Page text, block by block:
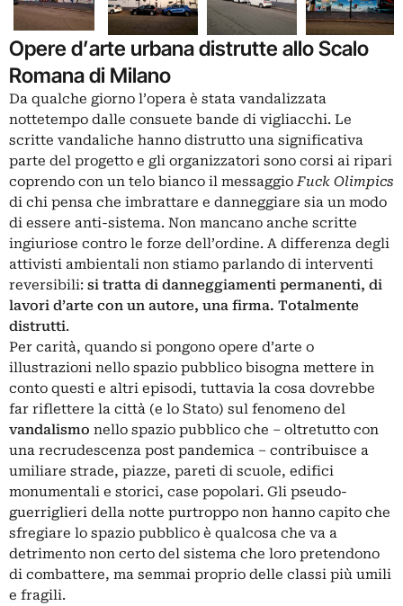
Opere d’arte urbana distrutte allo Scalo
Romana di Milano
Da qualche giorno l’opera è stata vandalizzata
nottetempo dalle consuete bande di vigliacchi. Le
scritte vandaliche hanno distrutto una significativa
parte del progetto e gli organizzatori sono corsi ai ripari
coprendo con un telo bianco il messaggioFuck Olimpics
di chi pensa che imbrattare e danneggiare sia un modo
di essere anti-sistema. Non mancano anche scritte
ingiuriose contro le forze dell’ordine. A differenza degli
attivisti ambientali non stiamo parlando di interventi
reversibili: si tratta di danneggiamenti permanenti, di
lavori d’arte con un autore, una firma. Totalmente
distrutti.
Per carità, quando si pongono opere d’arte o
illustrazioni nello spazio pubblico bisogna mettere in
conto questi e altri episodi, tuttavia la cosa dovrebbe
far riflettere la città (e lo Stato) sul fenomeno del
vandalismo nello spazio pubblico che – oltretutto con
una recrudescenza post pandemica – contribuisce a
umiliare strade, piazze, pareti di scuole, edifici
monumentali e storici, case popolari. Gli pseudo-
guerriglieri della notte purtroppo non hanno capito che
sfregiare lo spazio pubblico è qualcosa che va a
detrimento non certo del sistema che loro pretendono
di combattere, ma semmai proprio delle classi più umili
e fragili.